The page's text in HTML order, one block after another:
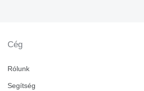
Cég
Rólunk
Segítség